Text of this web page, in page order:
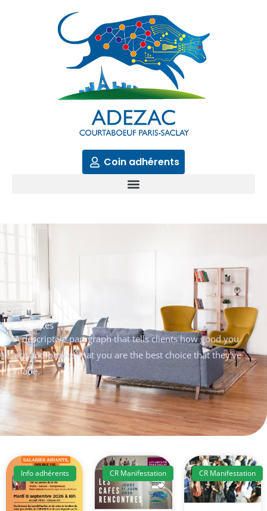
Coin adhérents
Acutalités
A descriptive paragraph that tells clients how good you
are and proves that you are the best choice that they’ve
made.
Info adhérents CR Manifestation CR Manifestation